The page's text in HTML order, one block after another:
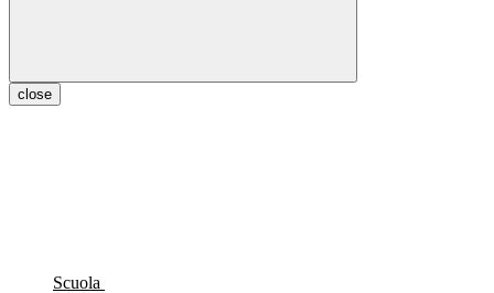
close
Scuola